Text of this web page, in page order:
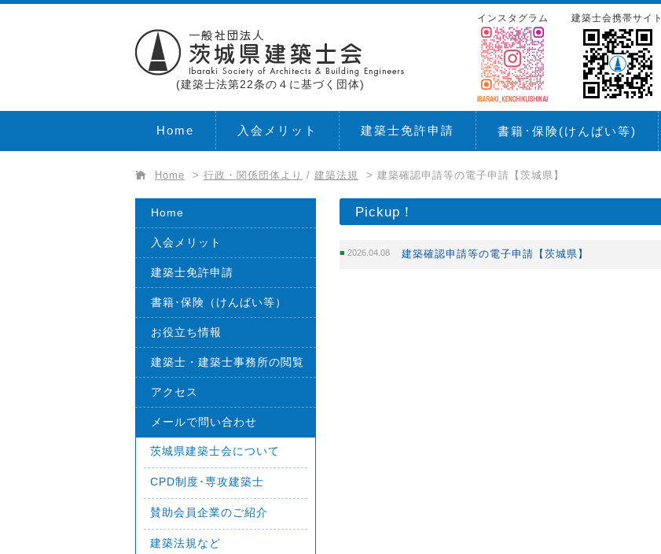
(建築士法第22条の４に基づく団体)
建築士会携帯サイト
インスタグラム
Home 入会メリット 建築士免許申請 書籍･保険(けんばい等)
Home > 行政・関係団体より / 建築法規 > 建築確認申請等の電子申請【茨城県】
Pickup！
2026.04.08 建築確認申請等の電子申請【茨城県】
Home
入会メリット
建築士免許申請
書籍･保険（けんばい等）
お役立ち情報
建築士・建築士事務所の閲覧
アクセス
メールで問い合わせ
茨城県建築士会について
CPD制度･専攻建築士
賛助会員企業のご紹介
建築法規など